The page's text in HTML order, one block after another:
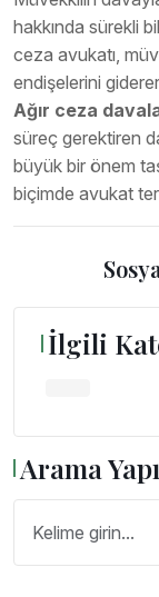
hakkında sürekli
ceza avukatı,
endişelerini
Ağır ceza
süreç gerektiren
büyük bir önem
biçimde avukat
İlgili
Arama